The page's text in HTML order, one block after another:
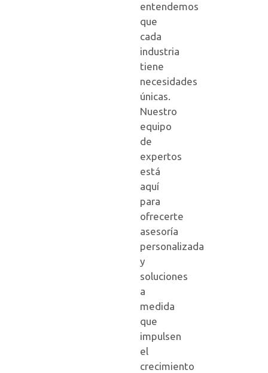
entendemos
que
cada
industria
tiene
necesidades
únicas.
Nuestro
equipo
de
expertos
está
aquí
para
ofrecerte
asesoría
personalizada
y
soluciones
a
medida
que
impulsen
el
crecimiento